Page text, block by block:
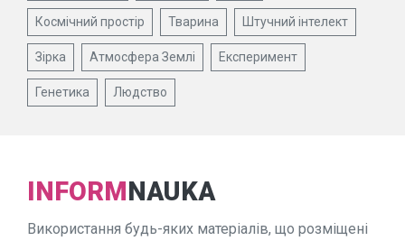
Космічний простір Тварина Штучний інтелект
Зірка Атмосфера Землі Експеримент
Генетика Людство
INFORMNAUKA
Використання будь-яких матеріалів, що розміщені